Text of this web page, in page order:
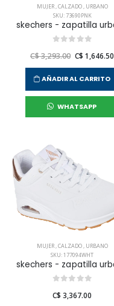
MUJER,CALZADO, URBANO
SKU: 73690PNK
C$ 3,293.00 C$ 1,646.50
AÑADIR AL CARRITO
WHATSAPP
MUJER,CALZADO, URBANO
SKU: 177094WHT
C$ 3,367.00